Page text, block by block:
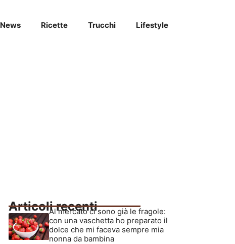
News Ricette Trucchi Lifestyle
Articoli recenti
Al mercato ci sono già le fragole:
con una vaschetta ho preparato il
dolce che mi faceva sempre mia
nonna da bambina